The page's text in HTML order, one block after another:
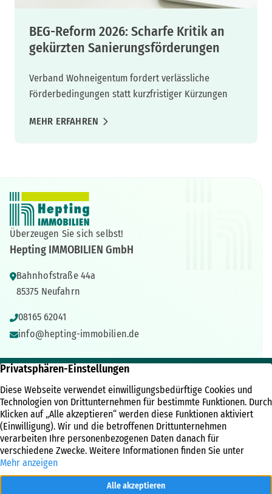
BEG-Reform 2026: Scharfe Kritik an
gekürzten Sanierungsförderungen
Verband Wohneigentum fordert verlässliche
Förderbedingungen statt kurzfristiger Kürzungen
MEHR ERFAHREN
Überzeugen Sie sich selbst!
Hepting IMMOBILIEN GmbH
Bahnhofstraße 44a
85375 Neufahrn
08165 62041
info@hepting-immobilien.de
IMMOBILIEN
Immobilienangebote
Referenzen
Immobilien News
ÜBER UNS
Unternehmen
Kundenbewertungen
Team
RECHTLICHES
Kontakt
Impressum
Datenschutz
Besuchen Sie uns jetzt auf Facebook